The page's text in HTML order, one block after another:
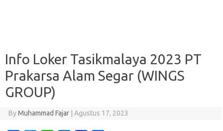
Info Loker Tasikmalaya 2023 PT
Prakarsa Alam Segar (WINGS
GROUP)
ByMuhammad Fajar Agustus 17, 2023